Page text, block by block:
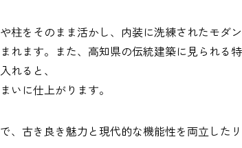
柱をそのまま活かし、内装に洗練されたモダ
れます。また、高知県の伝統建築に見られる
れると、
いに仕上がります。
、古き良き魅力と現代的な機能性を両立した